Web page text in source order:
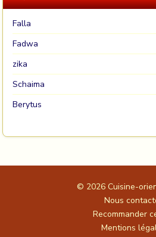
Falla
Fadwa
zika
Schaima
Berytus
© 2026 Cuisine-
Nous
Recommander
Mentions